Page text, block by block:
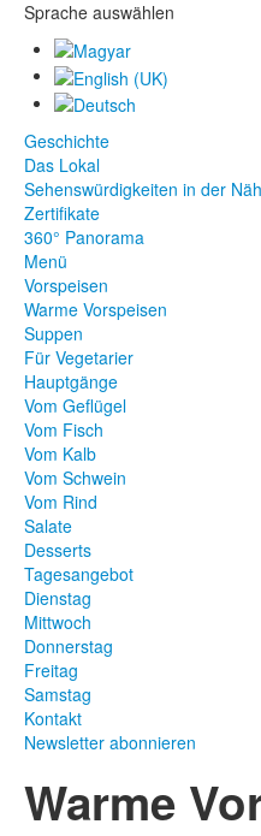
Sprache auswählen
Geschichte
Das Lokal
Sehenswürdigkeiten in der
Zertifikate
360° Panorama
Menü
Vorspeisen
Warme Vorspeisen
Suppen
Für Vegetarier
Hauptgänge
Vom Geflügel
Vom Fisch
Vom Kalb
Vom Schwein
Vom Rind
Salate
Desserts
Tagesangebot
Dienstag
Mittwoch
Donnerstag
Freitag
Samstag
Kontakt
Newsletter abonnieren
Warme